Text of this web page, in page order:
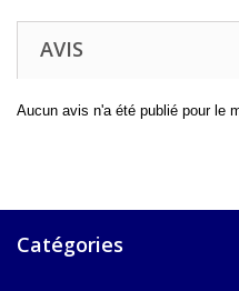
AVIS
Aucun avis n'a été publié pour le
Catégories